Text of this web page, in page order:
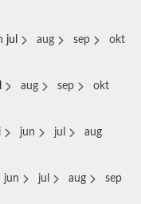
jul aug sep
okt
aug sep
okt
jun jul
aug
jun jul aug
sep